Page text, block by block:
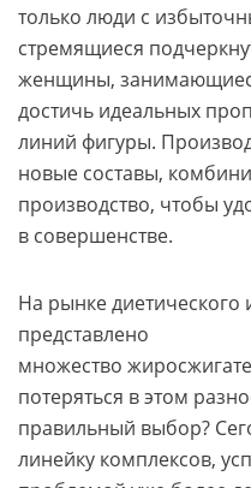
только люди с
стремящиеся
женщины,
достичь идеальных
линий фигуры.
новые составы,
производство, чтобы
в совершенстве.
На рынке диетического
представлено
множество
потеряться в этом
правильный выбор?
линейку комплексов,